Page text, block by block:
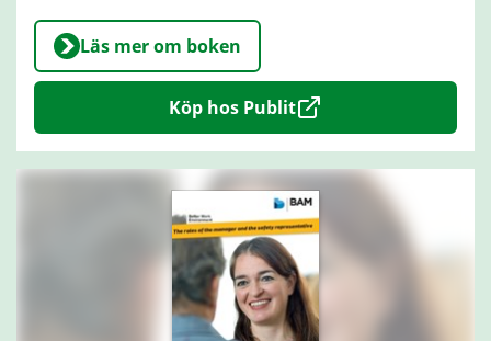
Läs mer om boken
Köp hos Publit